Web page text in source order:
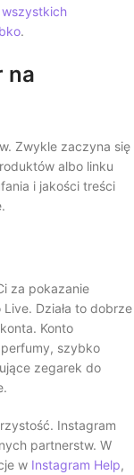
wszystkich
.
na
Zwykle zaczyna się
albo linku
i jakości treści
za pokazanie
Działa to dobrze
Konto
szybko
zegarek do
Instagram
partnerstw. W
w Instagram Help,